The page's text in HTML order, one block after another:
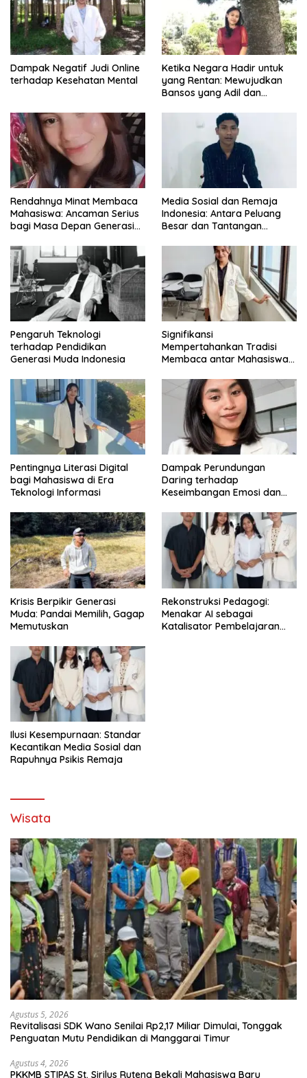
Dampak Negatif Judi Online
terhadap Kesehatan Mental
Ketika Negara Hadir untuk
yang Rentan: Mewujudkan
Bansos yang Adil dan
Rendahnya Minat Membaca
Mahasiswa: Ancaman Serius
bagi Masa Depan Generasi
Media Sosial dan Remaja
Indonesia: Antara Peluang
Besar dan Tantangan
Pengaruh Teknologi
terhadap Pendidikan
Generasi Muda Indonesia
Signifikansi
Mempertahankan Tradisi
Membaca antar Mahasiswa
Pentingnya Literasi Digital
bagi Mahasiswa di Era
Teknologi Informasi
Dampak Perundungan
Daring terhadap
Keseimbangan Emosi dan
Krisis Berpikir Generasi
Muda: Pandai Memilih, Gagap
Memutuskan
Rekonstruksi Pedagogi:
Menakar AI sebagai
Katalisator Pembelajaran
Ilusi Kesempurnaan: Standar
Kecantikan Media Sosial dan
Rapuhnya Psikis Remaja
Wisata
Agustus 5, 2026
Revitalisasi SDK Wano Senilai Rp2,17 Miliar Dimulai, Tonggak
Penguatan Mutu Pendidikan di Manggarai Timur
Agustus 4, 2026
PKKMB STIPAS St. Sirilus Ruteng Bekali Mahasiswa Baru